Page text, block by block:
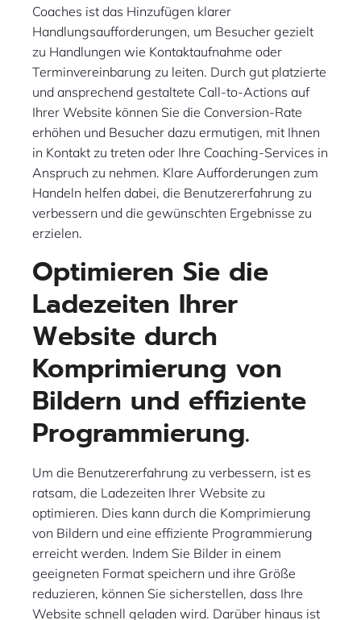
Coaches ist das Hinzufügen klarer
Handlungsaufforderungen, um Besucher gezielt
zu Handlungen wie Kontaktaufnahme oder
Terminvereinbarung zu leiten. Durch gut platzierte
und ansprechend gestaltete Call-to-Actions auf
Ihrer Website können Sie die Conversion-Rate
erhöhen und Besucher dazu ermutigen, mit Ihnen
in Kontakt zu treten oder Ihre Coaching-Services in
Anspruch zu nehmen. Klare Aufforderungen zum
Handeln helfen dabei, die Benutzererfahrung zu
verbessern und die gewünschten Ergebnisse zu
erzielen.
Optimieren Sie die
Ladezeiten Ihrer
Website durch
Komprimierung von
Bildern und effiziente
Programmierung.
Um die Benutzererfahrung zu verbessern, ist es
ratsam, die Ladezeiten Ihrer Website zu
optimieren. Dies kann durch die Komprimierung
von Bildern und eine effiziente Programmierung
erreicht werden. Indem Sie Bilder in einem
geeigneten Format speichern und ihre Größe
reduzieren, können Sie sicherstellen, dass Ihre
Website schnell geladen wird. Darüber hinaus ist